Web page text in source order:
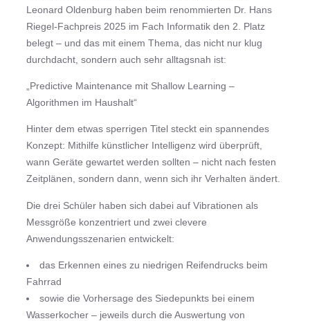
Leonard Oldenburg haben beim renommierten Dr. Hans
Riegel-Fachpreis 2025 im Fach Informatik den 2. Platz
belegt – und das mit einem Thema, das nicht nur klug
durchdacht, sondern auch sehr alltagsnah ist:
„Predictive Maintenance mit Shallow Learning –
Algorithmen im Haushalt“
Hinter dem etwas sperrigen Titel steckt ein spannendes
Konzept: Mithilfe künstlicher Intelligenz wird überprüft,
wann Geräte gewartet werden sollten – nicht nach festen
Zeitplänen, sondern dann, wenn sich ihr Verhalten ändert.
Die drei Schüler haben sich dabei auf Vibrationen als
Messgröße konzentriert und zwei clevere
Anwendungsszenarien entwickelt:
das Erkennen eines zu niedrigen Reifendrucks beim
Fahrrad
sowie die Vorhersage des Siedepunkts bei einem
Wasserkocher – jeweils durch die Auswertung von